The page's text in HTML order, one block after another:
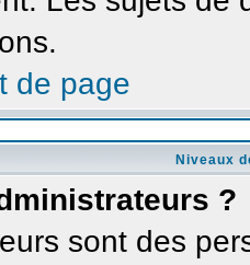
de page
Niveaux
?
sont des